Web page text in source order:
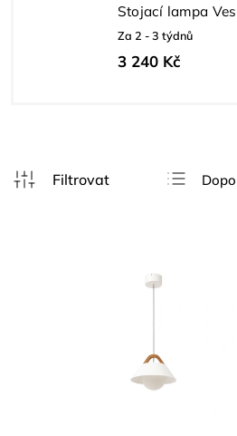
Stojací lampa
Za 2 - 3 týdnů
3 240 Kč